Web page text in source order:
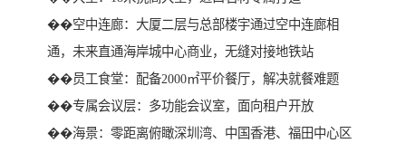
��空中连廊：大厦二层与总部楼宇通过空中连廊相
通，未来直通海岸城中心商业，无缝对接地铁站
��员工食堂：配备2000㎡平价餐厅，解决就餐难题
��专属会议层：多功能会议室，面向租户开放
��海景：零距离俯瞰深圳湾、中国香港、福田中心区